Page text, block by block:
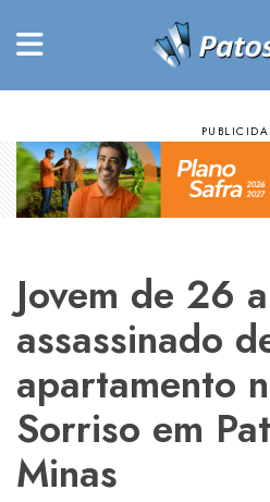
Jovem de 26
assassinado
apartamento
Sorriso em
Minas